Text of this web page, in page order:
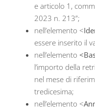
e articolo 1,
2023 n. 213”;
nell’elemento <
essere inserito il
nell’elemento
l’importo della
nel mese di
tredicesima;
nell’elemento <